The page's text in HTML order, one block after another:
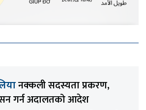
नक्कली सदस्यता प्रकरण,
गर्न अदालतको आदेश